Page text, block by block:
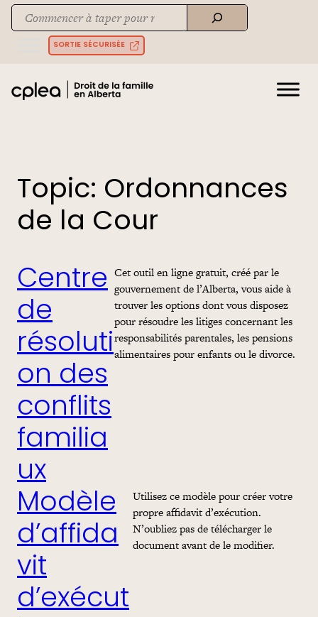
SkipRecherche
When autocomplete results are available use up and down arrows
SORTIE SÉCURISÉE
Topic: Ordonnances
de la Cour
Centre
de
résoluti
on des
conflits
familia
ux
Cet outil en ligne gratuit, créé par le
gouvernement de l’Alberta, vous aide à
trouver les options dont vous disposez
pour résoudre les litiges concernant les
responsabilités parentales, les pensions
alimentaires pour enfants ou le divorce.
Modèle
d’affida
vit
d’exécut
Utilisez ce modèle pour créer votre
propre affidavit d’exécution.
N’oubliez pas de télécharger le
document avant de le modifier.